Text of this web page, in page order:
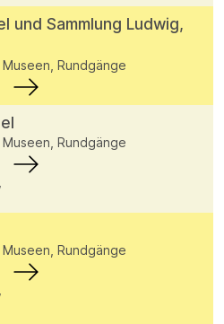
und Sammlung Ludwig,
Museen, Rundgänge
Museen, Rundgänge
Museen, Rundgänge